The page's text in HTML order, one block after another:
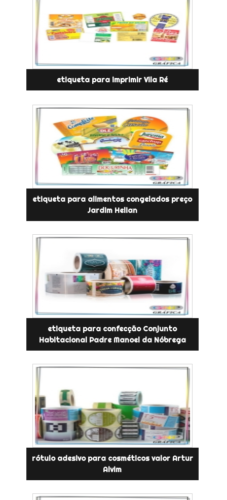
etiqueta para imprimir Vila Ré
etiqueta para alimentos congelados preço
Jardim Helian
etiqueta para confecção Conjunto
Habitacional Padre Manoel da Nóbrega
rótulo adesivo para cosméticos valor Artur
Alvim